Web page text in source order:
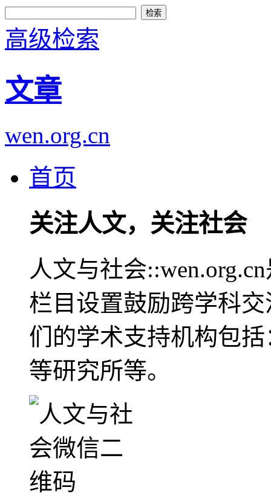
高级检索
文章
wen.org.cn
首页
关注人文，关注社会
人文与社会
栏目设置鼓励跨学科
们的学术支持机构包
等研究所等。